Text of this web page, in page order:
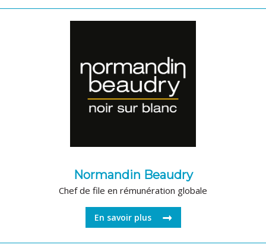
Normandin Beaudry
Chef de file en rémunération globale
En savoir plus